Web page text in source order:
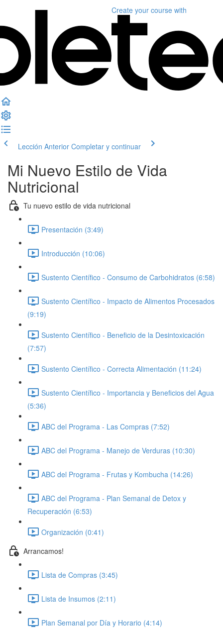
Create your course with
Lección Anterior Completar y continuar
Mi Nuevo Estilo de Vida
Nutricional
Tu nuevo estilo de vida nutricional
Presentación (3:49)
Introducción (10:06)
Sustento Científico - Consumo de Carbohidratos (6:58)
Sustento Científico - Impacto de Alimentos Procesados
(9:19)
Sustento Científico - Beneficio de la Desintoxicación
(7:57)
Sustento Científico - Correcta Alimentación (11:24)
Sustento Científico - Importancia y Beneficios del Agua
(5:36)
ABC del Programa - Las Compras (7:52)
ABC del Programa - Manejo de Verduras (10:30)
ABC del Programa - Frutas y Kombucha (14:26)
ABC del Programa - Plan Semanal de Detox y
Recuperación (6:53)
Organización (0:41)
Arrancamos!
Lista de Compras (3:45)
Lista de Insumos (2:11)
Plan Semanal por Día y Horario (4:14)